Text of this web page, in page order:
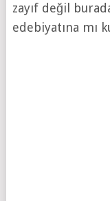
zayıf değil
edebiyatına mı